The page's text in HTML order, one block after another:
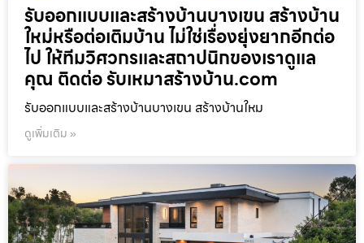
รับออกแบบและสร้างบ้านบางเขน สร้างบ้าน
ใหม่หรือต่อเติมบ้าน ไม่ใช่เรื่องยุ่งยากอีกต่อ
ไป ให้ทีมวิศวกรและสถาปนิกของเราดูแล
คุณ ติดต่อ รับเหมาสร้างบ้าน.com
รับออกแบบและสร้างบ้านบางเขน สร้างบ้านใหม
ดูเพิ่มเติม »